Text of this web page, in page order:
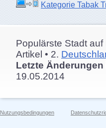
Kategorie Tabak
Populärste Stadt
Artikel • 2.
Letzte Änderungen
19.05.2014
Nutzungsbedingungen